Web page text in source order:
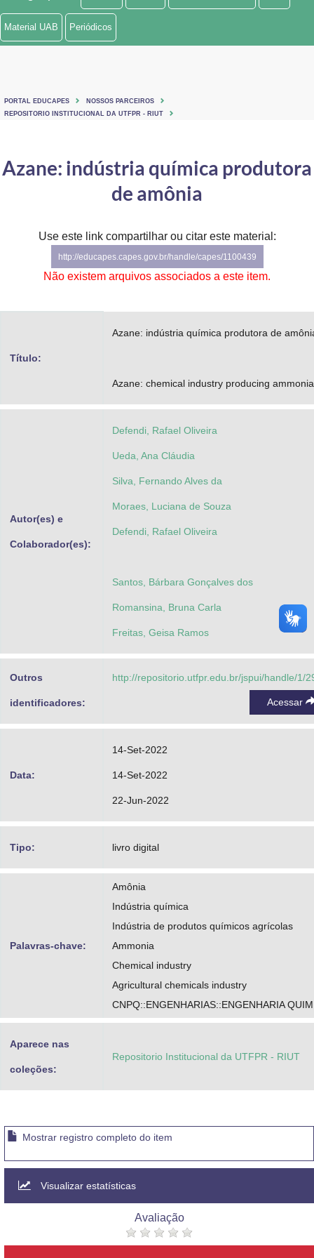
Ministério de Minas e Energia
Ministério do Turismo
Controladoria-Geral da União
Secretaria-Geral
Banco Central do Brasil
Material UAB Periódicos
PORTAL EDUCAPES
NOSSOS PARCEIROS
REPOSITORIO INSTITUCIONAL DA UTFPR - RIUT
Azane: indústria química produtora
de amônia
Use este link compartilhar ou citar este material:
http://educapes.capes.gov.br/handle/capes/1100439
Não existem arquivos associados a este item.
Título:
Azane: indústria química produtora de
Azane: chemical industry producing ammonia
Autor(es) e
Colaborador(es):
Defendi, Rafael Oliveira
Ueda, Ana Cláudia
Silva, Fernando Alves da
Moraes, Luciana de Souza
Defendi, Rafael Oliveira
Santos, Bárbara Gonçalves dos
Romansina, Bruna Carla
Freitas, Geisa Ramos
Outros
identificadores:
http://repositorio.utfpr.edu.br/jspui/handle/1/
Acessar
Data:
14-Set-2022
14-Set-2022
22-Jun-2022
Tipo: livro digital
Palavras-chave:
Amônia
Indústria química
Indústria de produtos químicos agrícolas
Ammonia
Chemical industry
Agricultural chemicals industry
CNPQ::ENGENHARIAS::ENGENHARIA
Aparece nas
coleções:
Repositorio Institucional da UTFPR - RIUT
Mostrar registro completo do item
Visualizar estatísticas
Avaliação